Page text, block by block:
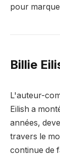
pour
Billie
L'auteur-
Eilish a
années,
travers le
continue de